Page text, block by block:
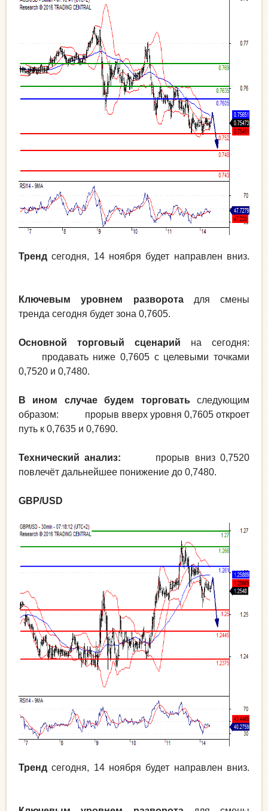
Тренд сегодня, 14 ноября будет направлен вниз.
Ключевым уровнем разворотадля смены
тренда сегодня будет зона 0,7605.
Основной торговый сценарий на сегодня:
продавать ниже 0,7605 с целевыми точками
0,7520 и 0,7480.
В ином случае будем торговать следующим
образом: прорыв вверх уровня 0,7605 откроет
путь к 0,7635 и 0,7690.
Технический анализ: прорыв вниз 0,7520
повлечёт дальнейшее понижение до 0,7480.
GBP/USD
Тренд сегодня, 14 ноября будет направлен вниз.